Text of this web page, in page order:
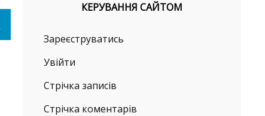
КЕРУВАННЯ САЙТОМ
Зареєструватись
Увійти
Стрічка записів
Стрічка коментарів